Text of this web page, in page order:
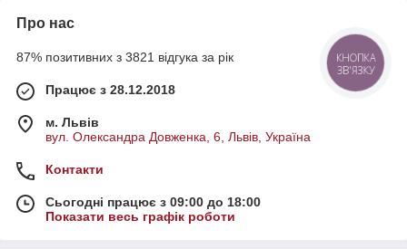
Про нас
87% позитивних з 3821 відгука за рік
Працює з 28.12.2018
м. Львів
вул. Олександра Довженка, 6, Львів, Україна
Контакти
Сьогодні працює з 09:00 до 18:00
Показати весь графік роботи